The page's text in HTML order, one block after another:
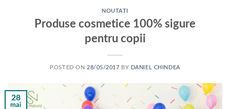
NOUTATI
Produse cosmetice 100% sigure
pentru copii
POSTED ON 28/05/2017 BY DANIEL CHINDEA
28
mai